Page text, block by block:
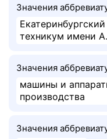
Значения
техникум имени
Значения
машины и
производства
Значения